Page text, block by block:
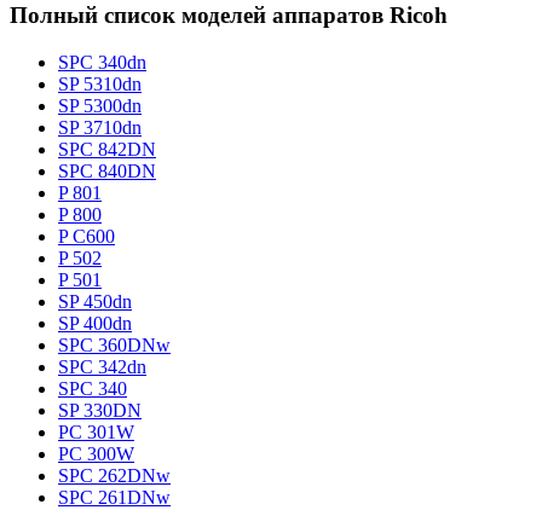
Полный список моделей аппаратов Ricoh
SPC 340dn
SP 5310dn
SP 5300dn
SP 3710dn
SPC 842DN
SPC 840DN
P 801
P 800
P C600
P 502
P 501
SP 450dn
SP 400dn
SPC 360DNw
SPC 342dn
SPC 340
SP 330DN
PC 301W
PC 300W
SPC 262DNw
SPC 261DNw